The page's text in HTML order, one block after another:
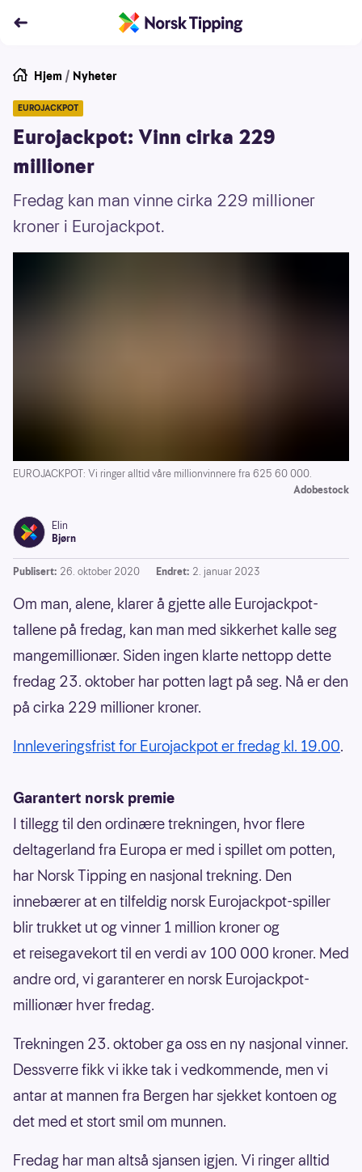
Hjem / Nyheter
EUROJACKPOT
Eurojackpot: Vinn cirka 229
millioner
Fredag kan man vinne cirka 229 millioner
kroner i Eurojackpot.
EUROJACKPOT: Vi ringer alltid våre millionvinnere fra 625 60 000.
Adobestock
Elin
Bjørn
Publisert: 26. oktober 2020 Endret: 2. januar 2023
Om man, alene, klarer å gjette alle Eurojackpot-
tallene på fredag, kan man med sikkerhet kalle seg
mangemillionær. Siden ingen klarte nettopp dette
fredag 23. oktober har potten lagt på seg. Nå er den
på cirka 229 millioner kroner.
Innleveringsfrist for Eurojackpot er fredag kl. 19.00.
Garantert norsk premie
I tillegg til den ordinære trekningen, hvor flere
deltagerland fra Europa er med i spillet om potten,
har Norsk Tipping en nasjonal trekning. Den
innebærer at en tilfeldig norsk Eurojackpot-spiller
blir trukket ut og vinner 1 million kroner og
et reisegavekort til en verdi av 100 000 kroner. Med
andre ord, vi garanterer en norsk Eurojackpot-
millionær hver fredag.
Trekningen 23. oktober ga oss en ny nasjonal vinner.
Dessverre fikk vi ikke tak i vedkommende, men vi
antar at mannen fra Bergen har sjekket kontoen og
det med et stort smil om munnen.
Fredag har man altså sjansen igjen. Vi ringer alltid